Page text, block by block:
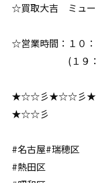
☆買取大吉 ミュー
☆営業時間：１０
(１９：００
★☆☆彡★☆☆彡
★☆☆彡
#名古屋#瑞穂区
#熱田区